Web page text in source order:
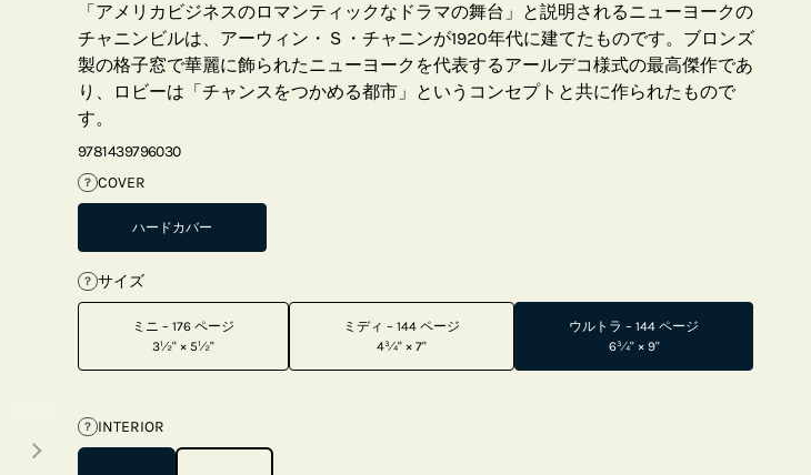
Next thumbnails
「アメリカビジネスのロマンティックなドラマの舞台」と説明されるニューヨークの
チャニンビルは、アーウィン・Ｓ・チャニンが1920年代に建てたものです。ブロンズ
製の格子窓で華麗に飾られたニューヨークを代表するアールデコ様式の最高傑作であ
り、ロビーは「チャンスをつかめる都市」というコンセプトと共に作られたもので
す。
9781439796030
? COVER
ハードカバー
? サイズ
ミニ – 176 ページ
3½" × 5½"
ミディ – 144 ページ
4¾" × 7"
ウルトラ – 144 ページ
6¾" × 9"
? INTERIOR